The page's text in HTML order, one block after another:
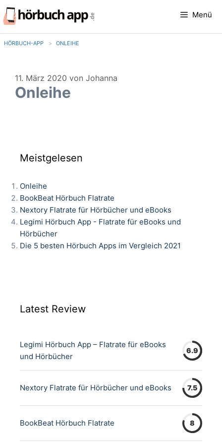
Zum
Inhalt
Menü
HÖRBUCH-APP ONLEIHE
11. März 2020 von Johanna
Onleihe
Meistgelesen
Onleihe
BookBeat Hörbuch Flatrate
Nextory Flatrate für Hörbücher und eBooks
Legimi Hörbuch App - Flatrate für eBooks und
Hörbücher
Die 5 besten Hörbuch Apps im Vergleich 2021
Latest Review
Legimi Hörbuch App – Flatrate für eBooks
und Hörbücher
6.9
Nextory Flatrate für Hörbücher und eBooks 7.5
BookBeat Hörbuch Flatrate 8